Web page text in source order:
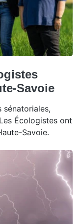
Savoie
sénatoriales,
Écologistes ont
Savoie.